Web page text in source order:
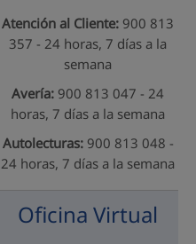
Atención al Cliente: 900 813
357 - 24 horas, 7 días a la
semana
Avería: 900 813 047 - 24
horas, 7 días a la semana
Autolecturas:900 813 048 -
24 horas, 7 días a la semana
Oficina Virtual